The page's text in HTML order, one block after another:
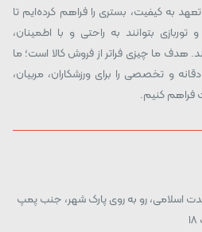
به کیفیت، بستری را فراهم کرده‌ایم تا
بتوانند به راحتی و با اطمینان،
هدف ما چیزی فراتر از فروش کالا است؛ ما
و تخصصی را برای ورزشکاران، مربیان،
فراهم کنیم.
اسلامی، رو به روی پارک شهر، جنب پمپ